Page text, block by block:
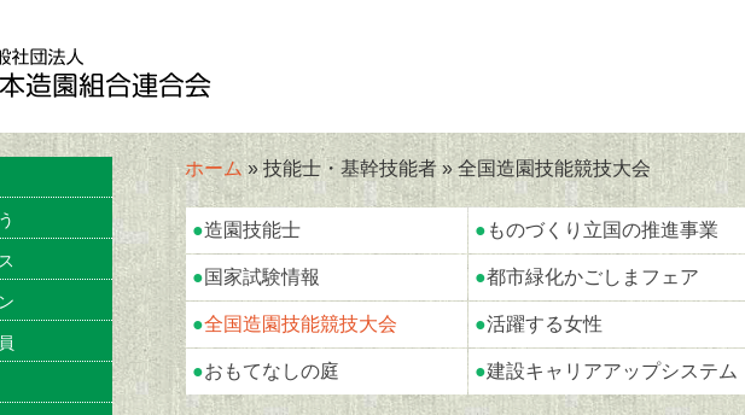
ホーム» 技能士・基幹技能者 » 全国造園技能競技大会
●造園技能士 ● ものづくり立国の推進事業
●国家試験情報 ●都市緑化かごしまフェア
●全国造園技能競技大会 ●活躍する女性
●おもてなしの庭 ●建設キャリアアップシステム